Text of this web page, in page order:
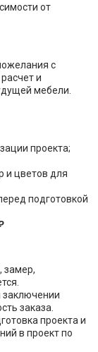
от
с
и
мебели.
проекта;
и цветов для
подготовкой
замер,
заключении
заказа.
проекта и
в проект по